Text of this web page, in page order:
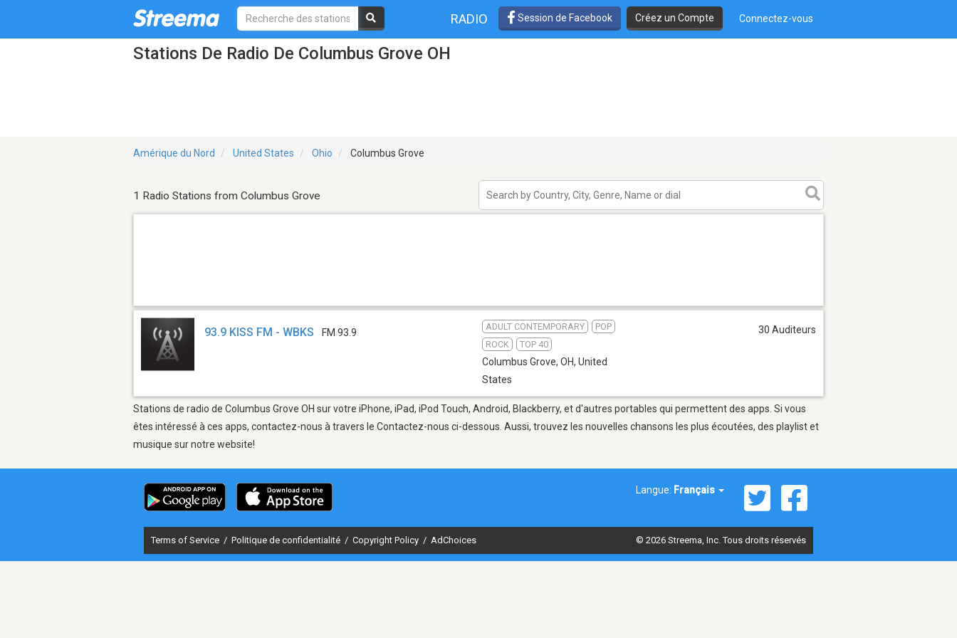
RADIO Session de Facebook Créez un Compte Connectez-vous
Stations De Radio De Columbus Grove OH
Amérique du Nord United States Ohio Columbus Grove
1 Radio Stations from Columbus Grove
93.9 KISS FM - WBKS FM 93.9
ADULT CONTEMPORARY
POP
ROCK
TOP 40
Columbus Grove, OH, United
States
30 Auditeurs
Stations de radio de Columbus Grove OH sur votre iPhone, iPad, iPod Touch, Android, Blackberry, et d'autres portables qui permettent des apps. Si vous
êtes intéressé à ces apps, contactez-nous à travers le Contactez-nous ci-dessous. Aussi, trouvez les nouvelles chansons les plus écoutées, des playlist et
musique sur notre website!
Langue: Français
Terms of Service / Politique de confidentialité / Copyright Policy / AdChoices © 2026 Streema, Inc. Tous droits réservés